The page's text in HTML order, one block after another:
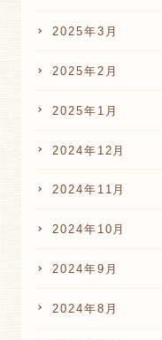
2025年3月
2025年2月
2025年1月
2024年12月
2024年11月
2024年10月
2024年9月
2024年8月